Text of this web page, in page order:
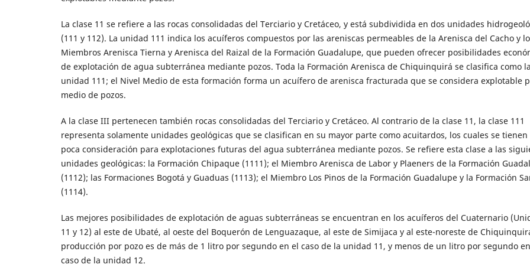
La clase 11 se refiere a las rocas consolidadas del Terciario y Cretáceo, y está subdividida en dos unidades
(111 y 112). La unidad 111 indica los acuíferos compuestos por las areniscas permeables de la Arenisca del Cacho y
Miembros Arenisca Tierna y Arenisca del Raizal de la Formación Guadalupe, que pueden ofrecer posibilidades
de explotación de agua subterránea mediante pozos. Toda la Formación Arenisca de Chiquinquirá se clasifica como
unidad 111; el Nivel Medio de esta formación forma un acuífero de arenisca fracturada que se considera explotable
medio de pozos.
A la clase III pertenecen también rocas consolidadas del Terciario y Cretáceo. Al contrario de la clase 11, la clase 111
representa solamente unidades geológicas que se clasifican en su mayor parte como acuitardos, los cuales se tienen
poca consideración para explotaciones futuras del agua subterránea mediante pozos. Se refiere esta clase a las
unidades geológicas: la Formación Chipaque (1111); el Miembro Arenisca de Labor y Plaeners de la Formación
(1112); las Formaciones Bogotá y Guaduas (1113); el Miembro Los Pinos de la Formación Guadalupe y la Formación
(1114).
Las mejores posibilidades de explotación de aguas subterráneas se encuentran en los acuíferos del Cuaternario
11 y 12) al este de Ubaté, al oeste del Boquerón de Lenguazaque, al este de Simijaca y al este-noreste de
producción por pozo es de más de 1 litro por segundo en el caso de la unidad 11, y menos de un litro por segundo
caso de la unidad 12.